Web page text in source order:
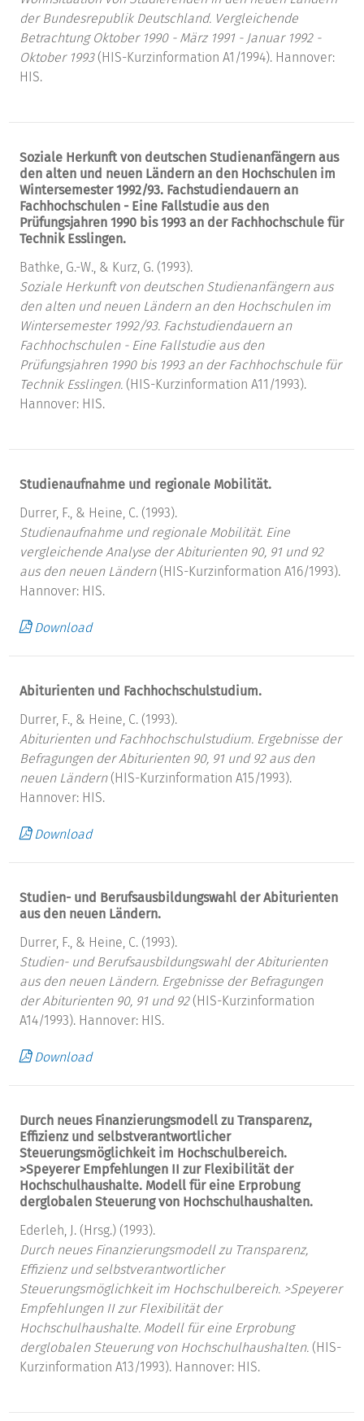
der Bundesrepublik Deutschland. Vergleichende
Betrachtung Oktober 1990 - März 1991 - Januar 1992 -
Oktober 1993(HIS-Kurzinformation A1/1994). Hannover:
HIS.
Soziale Herkunft von deutschen Studienanfängern aus
den alten und neuen Ländern an den Hochschulen im
Wintersemester 1992/93. Fachstudiendauern an
Fachhochschulen - Eine Fallstudie aus den
Prüfungsjahren 1990 bis 1993 an der Fachhochschule für
Technik Esslingen.
Bathke, G.-W., & Kurz, G. (1993).
Soziale Herkunft von deutschen Studienanfängern aus
den alten und neuen Ländern an den Hochschulen im
Wintersemester 1992/93. Fachstudiendauern an
Fachhochschulen - Eine Fallstudie aus den
Prüfungsjahren 1990 bis 1993 an der Fachhochschule für
Technik Esslingen. (HIS-Kurzinformation A11/1993).
Hannover: HIS.
Studienaufnahme und regionale Mobilität.
Durrer, F., & Heine, C. (1993).
Studienaufnahme und regionale Mobilität. Eine
vergleichende Analyse der Abiturienten 90, 91 und 92
aus den neuen Ländern(HIS-Kurzinformation A16/1993).
Hannover: HIS.
Download
Abiturienten und Fachhochschulstudium.
Durrer, F., & Heine, C. (1993).
Abiturienten und Fachhochschulstudium. Ergebnisse der
Befragungen der Abiturienten 90, 91 und 92 aus den
neuen Ländern(HIS-Kurzinformation A15/1993).
Hannover: HIS.
Download
Studien- und Berufsausbildungswahl der Abiturienten
aus den neuen Ländern.
Durrer, F., & Heine, C. (1993).
Studien- und Berufsausbildungswahl der Abiturienten
aus den neuen Ländern. Ergebnisse der Befragungen
der Abiturienten 90, 91 und 92(HIS-Kurzinformation
A14/1993). Hannover: HIS.
Download
Durch neues Finanzierungsmodell zu Transparenz,
Effizienz und selbstverantwortlicher
Steuerungsmöglichkeit im Hochschulbereich.
>Speyerer Empfehlungen II zur Flexibilität der
Hochschulhaushalte. Modell für eine Erprobung
derglobalen Steuerung von Hochschulhaushalten.
Ederleh, J. (Hrsg.) (1993).
Durch neues Finanzierungsmodell zu Transparenz,
Effizienz und selbstverantwortlicher
Steuerungsmöglichkeit im Hochschulbereich. >Speyerer
Empfehlungen II zur Flexibilität der
Hochschulhaushalte. Modell für eine Erprobung
derglobalen Steuerung von Hochschulhaushalten. (HIS-
Kurzinformation A13/1993). Hannover: HIS.